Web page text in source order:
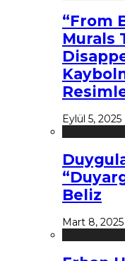
“From
Murals
Eylül 5, 2025
Beliz
Mart 8, 2025